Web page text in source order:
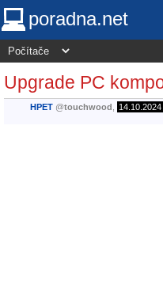
poradna.net
Upgrade PC
HPET @touchwood 14.10.2024